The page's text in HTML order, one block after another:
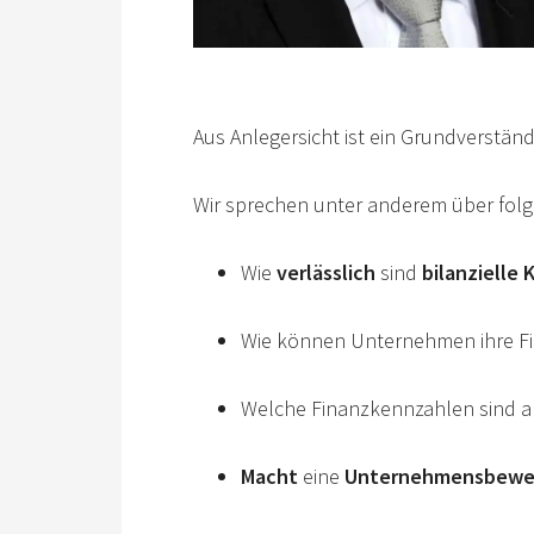
Aus Anlegersicht ist ein
Wir sprechen unter anderem über
Wie verlässlich sind bilanzielle
Wie können Unternehmen ihre
Welche Finanzkennzahlen sind
Macht eine